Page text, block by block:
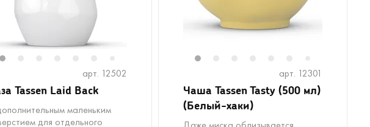
11
арт. 12502
Tassen Laid Back
маленьким
для отдельного
арт. 12301
Чаша Tassen Tasty (500 мл)
(Белый-хаки)